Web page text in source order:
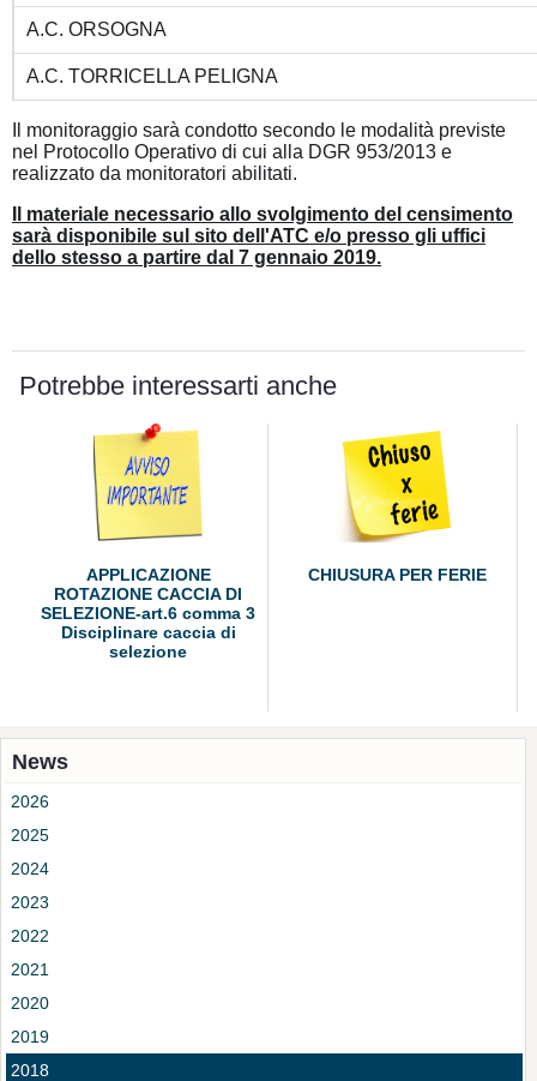
A.C. ORSOGNA
A.C. TORRICELLA PELIGNA
Il monitoraggio sarà condotto secondo le modalità previste
nel Protocollo Operativo di cui alla DGR 953/2013 e
realizzato da monitoratori abilitati.
Il materiale necessario allo svolgimento del censimento
sarà disponibile sul sito dell'ATC e/o presso gli uffici
dello stesso a partire dal 7 gennaio 2019.
Potrebbe interessarti anche
APPLICAZIONE
ROTAZIONE CACCIA DI
SELEZIONE-art.6 comma 3
Disciplinare caccia di
selezione
CHIUSURA PER FERIE
News
2026
2025
2024
2023
2022
2021
2020
2019
2018